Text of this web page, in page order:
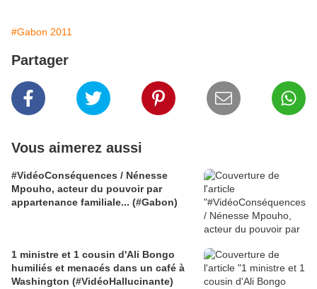
#Gabon 2011
Partager
Vous aimerez aussi
#VidéoConséquences / Nénesse
Mpouho, acteur du pouvoir par
appartenance familiale... (#Gabon)
1 ministre et 1 cousin d'Ali Bongo
humiliés et menacés dans un café à
Washington (#VidéoHallucinante)